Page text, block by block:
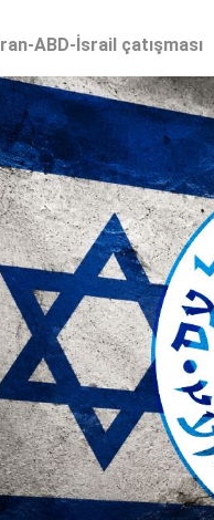
ABD-İsrail çatışması